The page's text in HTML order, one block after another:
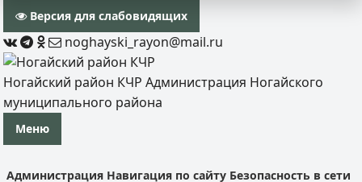
Версия для слабовидящих
noghayski_rayon@mail.ru
Ногайский район КЧР Администрация Ногайского
муниципального района
Меню
Администрация Навигация по сайту Безопасность в сети